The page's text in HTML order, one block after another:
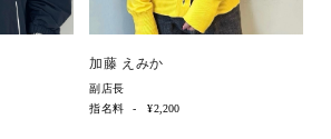
加藤 えみか
副店長
指名料
¥2,200